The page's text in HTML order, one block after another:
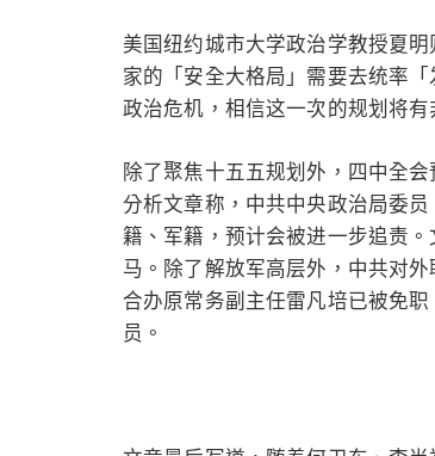
美国纽约城市大学政治学教授夏
家的「安全大格局」需要去统率
政治危机，相信这一次的规划将
除了聚焦十五五规划外，四中全
分析文章称，中共中央政治局委
籍、军籍，预计会被进一步追责
马。除了解放军高层外，中共对
合办原常务副主任雷凡培已被免
员。